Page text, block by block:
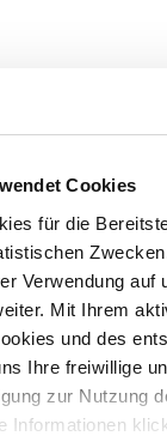
Cookies
für die
Verwendung auf
Mit Ihrem
und des
Ihre freiwillige
zur Nutzung
Informationen
erforderlich
Düsseldorf
Psychosomatische